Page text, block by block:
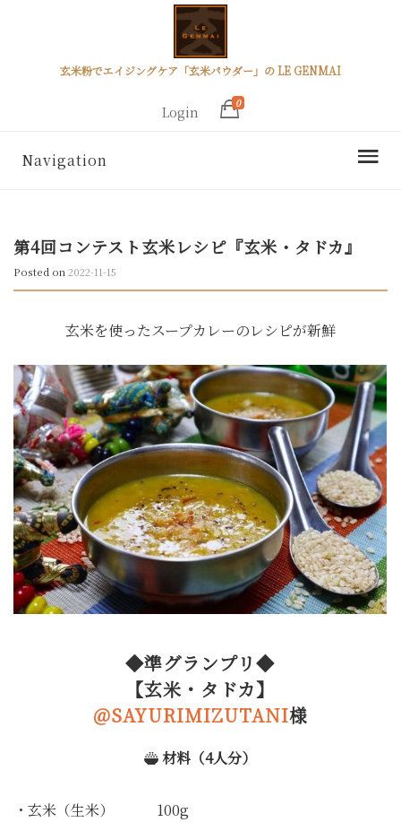
玄米粉でエイジングケア「玄米パウダー」の LE GENMAI
Login
0
Navigation
第4回コンテスト玄米レシピ『玄米・タドカ』
Posted on2022-11-15
玄米を使ったスープカレーのレシピが新鮮
◆準グランプリ◆
【玄米・タドカ】
@SAYURIMIZUTANI様
材料（4人分）
・玄米（生米） 100g